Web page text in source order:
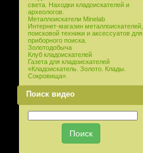
света. Находки кладоискателей и
археологов.
Металлоискатели Minelab
Интернет-магазин металлоискателей,
поисковой техники и аксессуатов для
приборного поиска.
Золотодобыча
Клуб кладоискателей
Газета для кладоискателей
«Кладоискатель. Золото. Клады.
Сокровища».
Поиск видео